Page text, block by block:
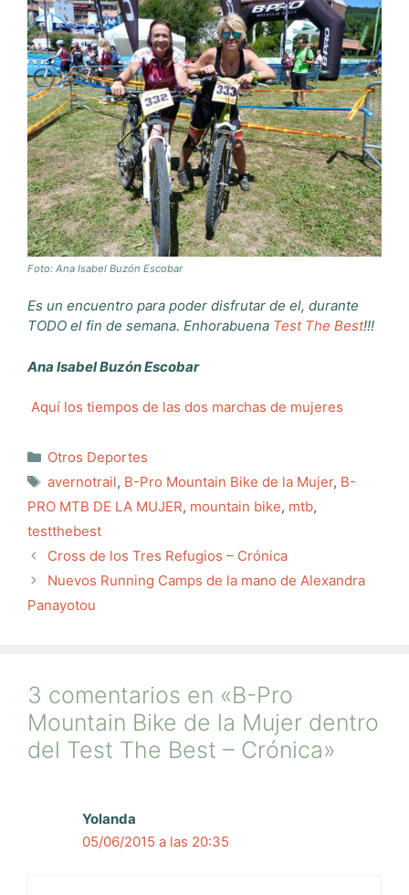
Foto: Ana Isabel Buzón Escobar
Es un encuentro para poder disfrutar de el, durante
TODO el fin de semana. Enhorabuena Test The Best!!!
Ana Isabel Buzón Escobar
Aquí los tiempos de las dos marchas de mujeres
Categorías
Otros Deportes
Etiquetas
avernotrail, B-Pro Mountain Bike de la Mujer, B-
PRO MTB DE LA MUJER, mountain bike, mtb,
testthebest
Cross de los Tres Refugios – Crónica
Nuevos Running Camps de la mano de Alexandra
Panayotou
3 comentarios en «B-Pro
Mountain Bike de la Mujer dentro
del Test The Best – Crónica»
Yolanda
05/06/2015 a las 20:35